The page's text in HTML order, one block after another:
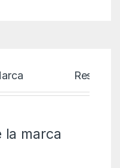
Reseñas
la marca